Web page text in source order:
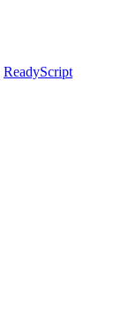
ReadyScript